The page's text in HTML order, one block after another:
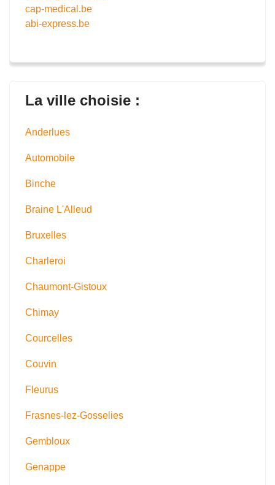
cap-medical.be
abi-express.be
La ville choisie :
Anderlues
Automobile
Binche
Braine L'Alleud
Bruxelles
Charleroi
Chaumont-Gistoux
Chimay
Courcelles
Couvin
Fleurus
Frasnes-lez-Gosselies
Gembloux
Genappe